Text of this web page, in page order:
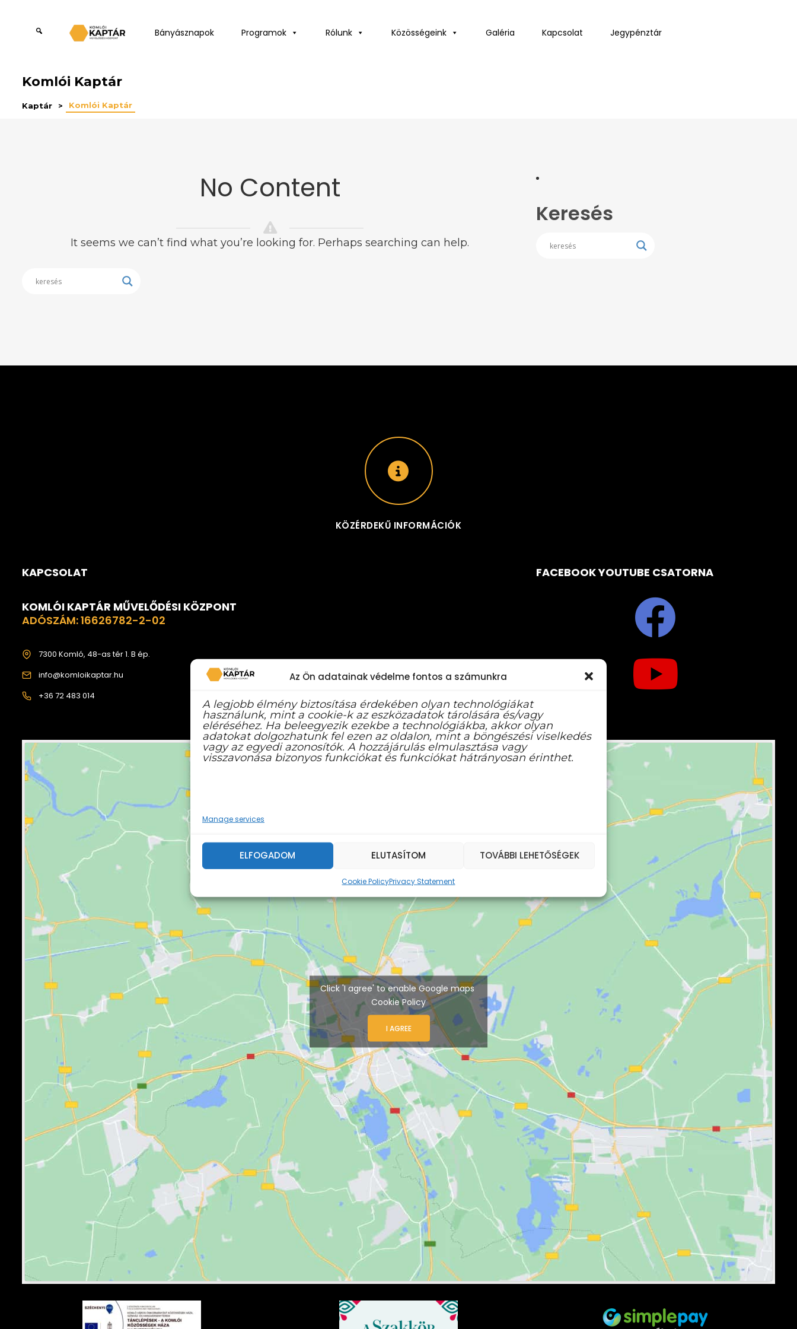
Az Ön adatainak védelme fontos a számunkra
A legjobb élmény biztosítása érdekében olyan technológiákat
használunk, mint a cookie-k az eszközadatok tárolására és/vagy
eléréséhez. Ha beleegyezik ezekbe a technológiákba, akkor olyan
adatokat dolgozhatunk fel ezen az oldalon, mint a böngészési viselkedés
vagy az egyedi azonosítók. A hozzájárulás elmulasztása vagy
visszavonása bizonyos funkciókat és funkciókat hátrányosan érinthet.
Manage services
ELFOGADOM ELUTASÍTOM TOVÁBBI LEHETŐSÉGEK
Cookie PolicyPrivacy Statement
Bányásznapok Programok Rólunk Közösségeink Galéria Kapcsolat Jegypénztár
Komlói Kaptár
Kaptár Komlói Kaptár
No Content
It seems we can’t find what you’re looking for. Perhaps searching can help.
Keresés
KÖZÉRDEKŰ INFORMÁCIÓK
KAPCSOLAT
KOMLÓI KAPTÁR MŰVELŐDÉSI KÖZPONT
ADÓSZÁM: 16626782-2-02
7300 Komló, 48-as tér 1. B ép.
info@komloikaptar.hu
+36 72 483 014
FACEBOOK YOUTUBE CSATORNA
Click 'I agree' to enable Google maps
Cookie Policy
I AGREE